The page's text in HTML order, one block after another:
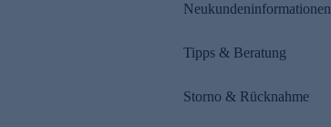
Neukundeninformationen
Tipps & Beratung
Storno & Rücknahme